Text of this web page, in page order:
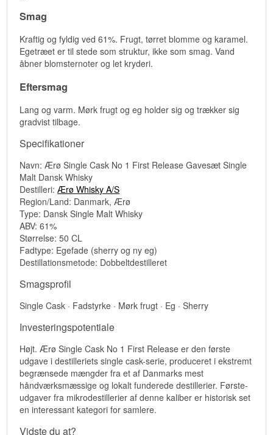
Smag
Kraftig og fyldig ved 61%. Frugt, tørret blomme og karamel.
Egetræet er til stede som struktur, ikke som smag. Vand
åbner blomsternoter og let kryderi.
Eftersmag
Lang og varm. Mørk frugt og eg holder sig og trækker sig
gradvist tilbage.
Specifikationer
Navn: Ærø Single Cask No 1 First Release Gavesæt Single
Malt Dansk Whisky
Destilleri:Ærø Whisky A/S
Region/Land: Danmark, Ærø
Type: Dansk Single Malt Whisky
ABV: 61%
Størrelse: 50 CL
Fadtype: Egefade (sherry og ny eg)
Destillationsmetode: Dobbeltdestilleret
Smagsprofil
Single Cask · Fadstyrke · Mørk frugt · Eg · Sherry
Investeringspotentiale
Højt. Ærø Single Cask No 1 First Release er den første
udgave i destilleriets single cask-serie, produceret i ekstremt
begrænsede mængder fra et af Danmarks mest
håndværksmæssige og lokalt funderede destillerier. Første-
udgaver fra mikrodestillerier af denne kaliber er historisk set
en interessant kategori for samlere.
Vidste du at?